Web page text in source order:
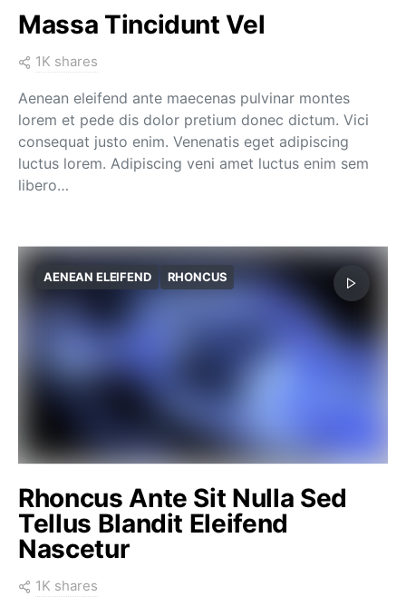
Massa Tincidunt Vel
1K shares
Aenean eleifend ante maecenas pulvinar montes
lorem et pede dis dolor pretium donec dictum. Vici
consequat justo enim. Venenatis eget adipiscing
luctus lorem. Adipiscing veni amet luctus enim sem
libero…
AENEAN ELEIFEND RHONCUS
Rhoncus Ante Sit Nulla Sed
Tellus Blandit Eleifend
Nascetur
1K shares